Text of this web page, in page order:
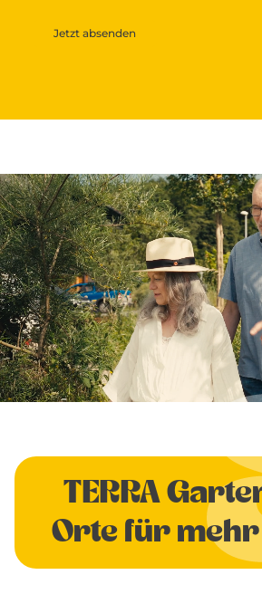
Jetzt absenden
TERRA
Orte für mehr